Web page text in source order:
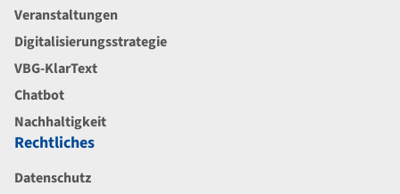
Veranstaltungen
Digitalisierungsstrategie
VBG-KlarText
Chatbot
Nachhaltigkeit
Rechtliches
Datenschutz